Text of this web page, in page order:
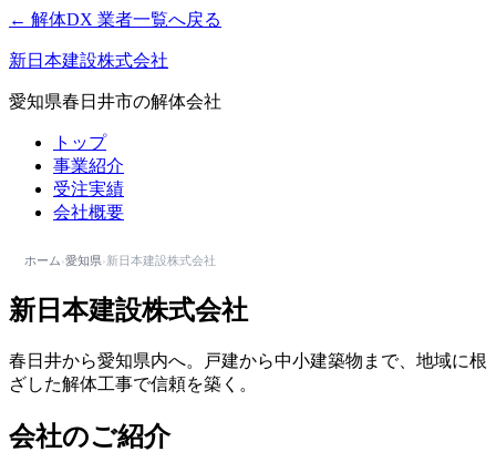
← 解体DX 業者一覧へ戻る
新日本建設株式会社
愛知県春日井市の解体会社
トップ
事業紹介
受注実績
会社概要
ホーム›愛知県›新日本建設株式会社
新日本建設株式会社
春日井から愛知県内へ。戸建から中小建築物まで、地域に根
ざした解体工事で信頼を築く。
会社のご紹介